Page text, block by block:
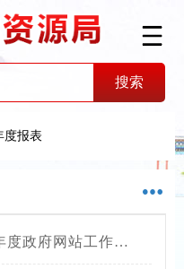
度报表
网站工作年度报表